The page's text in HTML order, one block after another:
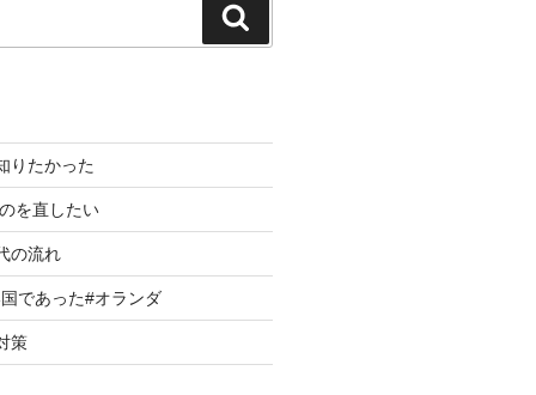
索
りたかった
を直したい
の流れ
であった#オランダ
策